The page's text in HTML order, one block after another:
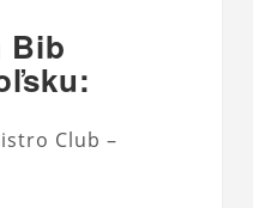
Bib
Club –